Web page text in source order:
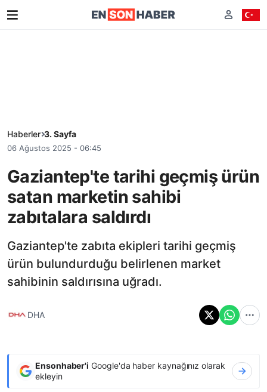
Haberler 3. Sayfa
06 Ağustos 2025 - 06:45
Gaziantep'te tarihi geçmiş ürün
satan marketin sahibi
zabıtalara saldırdı
Gaziantep'te zabıta ekipleri tarihi geçmiş
ürün bulundurduğu belirlenen market
sahibinin saldırısına uğradı.
DHA
Ensonhaber'i Google'da haber kaynağınız olarak
ekleyin